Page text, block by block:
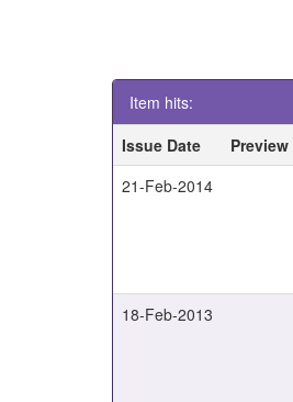
Item hits:
Issue Date
Preview
21-Feb-2014
18-Feb-2013